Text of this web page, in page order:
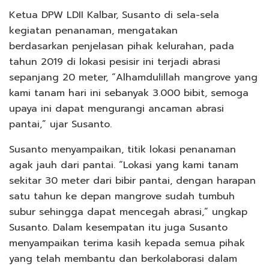
Ketua DPW LDII Kalbar, Susanto di sela-sela
kegiatan penanaman, mengatakan
berdasarkan penjelasan pihak kelurahan, pada
tahun 2019 di lokasi pesisir ini terjadi abrasi
sepanjang 20 meter, “Alhamdulillah mangrove yang
kami tanam hari ini sebanyak 3.000 bibit, semoga
upaya ini dapat mengurangi ancaman abrasi
pantai,” ujar Susanto.
Susanto menyampaikan, titik lokasi penanaman
agak jauh dari pantai. “Lokasi yang kami tanam
sekitar 30 meter dari bibir pantai, dengan harapan
satu tahun ke depan mangrove sudah tumbuh
subur sehingga dapat mencegah abrasi,” ungkap
Susanto. Dalam kesempatan itu juga Susanto
menyampaikan terima kasih kepada semua pihak
yang telah membantu dan berkolaborasi dalam